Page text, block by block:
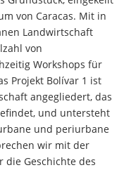
von Caracas. Mit in
Landwirtschaft
von
Workshops für
Projekt Bolívar 1 ist
angegliedert, das
und untersteht
und periurbane
wir mit der
die Geschichte des